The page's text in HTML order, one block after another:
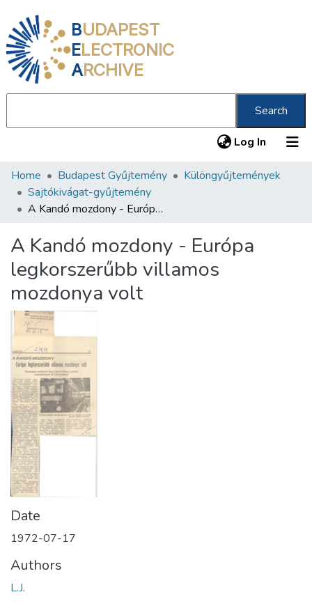
BUDAPEST
ELECTRONIC
ARCHIVE
Search
Log In (current)
Communities & Collections
All of DSpace
About us
Home Budapest Gyűjtemény
Különgyűjtemények
Sajtókivágat-gyűjtemény
A Kandó mozdony - Európa legkorszerűbb villamos mozdonya volt
A Kandó mozdony - Európa
legkorszerűbb villamos
mozdonya volt
Date
1972-07-17
Authors
L.J.